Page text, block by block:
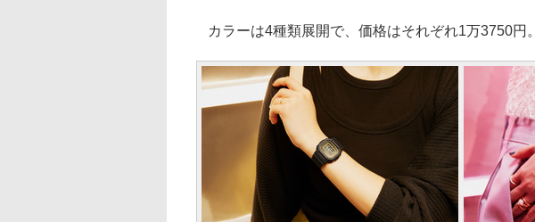
カラーは4種類展開で、価格はそれぞれ1万3750円。